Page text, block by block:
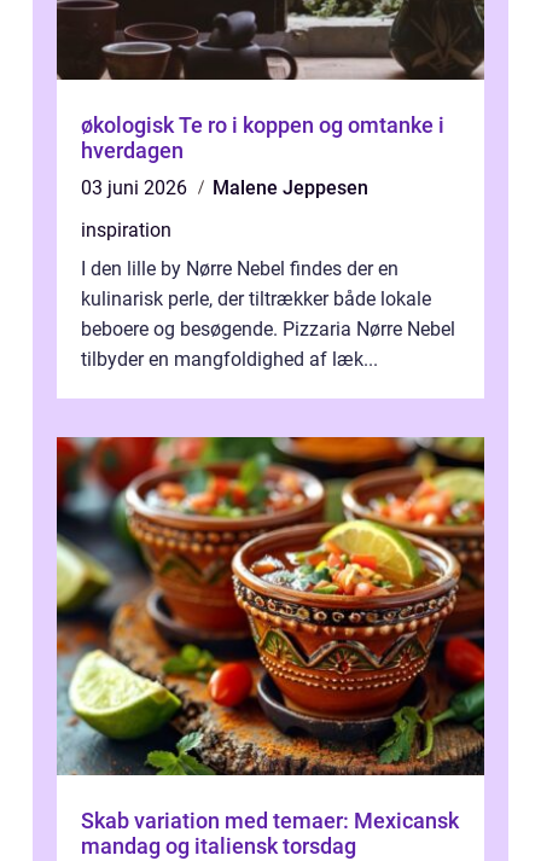
økologisk Te ro i koppen og omtanke i
hverdagen
03 juni 2026
Malene Jeppesen
inspiration
I den lille by Nørre Nebel findes der en
kulinarisk perle, der tiltrækker både lokale
beboere og besøgende. Pizzaria Nørre Nebel
tilbyder en mangfoldighed af læk...
Skab variation med temaer: Mexicansk
mandag og italiensk torsdag